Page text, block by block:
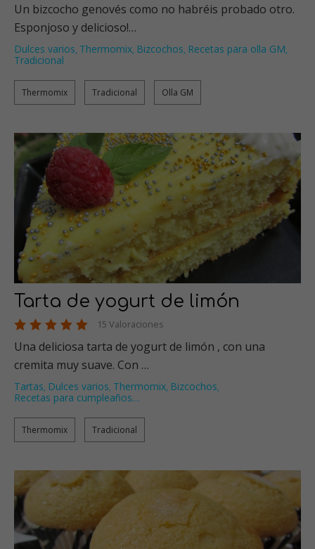
Un bizcocho genovés como no habréis probado otro.
Esponjoso y delicioso!…
Dulces varios, Thermomix, Bizcochos, Recetas para olla GM,
Tradicional
Thermomix Tradicional Olla GM
Tarta de yogurt de limón
15 Valoraciones
Una deliciosa tarta de yogurt de limón , con una
cremita muy suave. Con …
Tartas, Dulces varios, Thermomix, Bizcochos,
Recetas para cumpleaños…
Thermomix Tradicional